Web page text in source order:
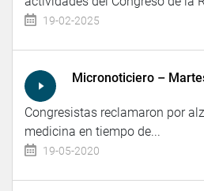
19-02-2025
Micronoticiero –
Congresistas reclamaron por
medicina en tiempo de...
19-05-2020